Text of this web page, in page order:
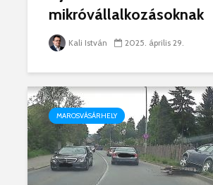
mikróvállalkozásoknak
Kali István 2025. április 29.
MAROSVÁSÁRHELY